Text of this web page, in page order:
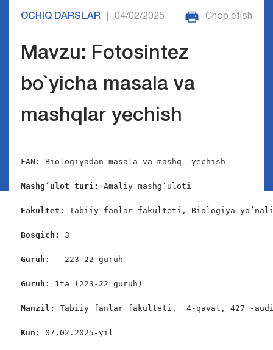
OCHIQ DARSLAR 04/02/2025 Chop etish
Mavzu: Fotosintez
bo`yicha masala va
mashqlar yechish
FAN: Biologiyadan masala va mashq  yechish
Mashg‘ulot turi: Amaliy mashg‘uloti
Fakultet: Tabiiy fanlar fakulteti, Biologiya
Bosqich: 3
Guruh: 223-22 guruh
Guruh: 1ta (223-22 guruh)
Manzil: Tabiiy fanlar fakulteti,  4-qavat, 427 -
Kun: 07.02.2025-yil